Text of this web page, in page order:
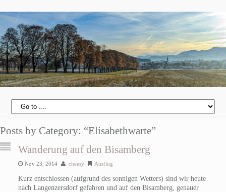
Posts by Category: “Elisabethwarte”
Wanderung auf den Bisamberg
Nov 23, 2014 cheesy Ausflug
Kurz entschlossen (aufgrund des sonnigen Wetters) sind wir heute
nach Langenzersdorf gefahren und auf den Bisamberg, genauer